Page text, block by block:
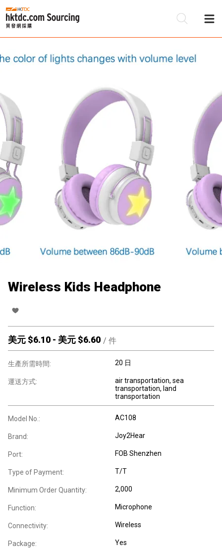
Wireless Kids Headphone
美元 $6.10 - 美元 $6.60 / 件
生產所需時間: 20 日
運送方式:
air transportation, sea
transportation, land
transportation
Model No.: AC108
Brand: Joy2Hear
Port: FOB Shenzhen
Type of Payment: T/T
Minimum Order Quantity: 2,000
Function: Microphone
Connectivity: Wireless
Package: Yes